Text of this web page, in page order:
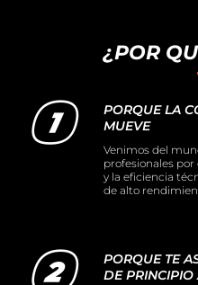
¿POR
PORQUE LA
MUEVE
Venimos del
profesionales
y la eficiencia
de alto
PORQUE TE
DE PRINCIPIO